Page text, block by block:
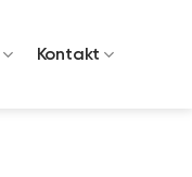
Kontakt